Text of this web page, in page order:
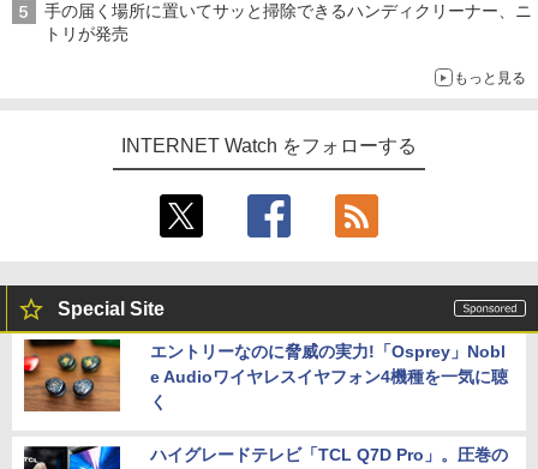
手の届く場所に置いてサッと掃除できるハンディクリーナー、ニ
トリが発売
もっと見る
INTERNET Watch をフォローする
Special Site
エントリーなのに脅威の実力!「Osprey」Nobl
e Audioワイヤレスイヤフォン4機種を一気に聴
く
ハイグレードテレビ「TCL Q7D Pro」。圧巻の